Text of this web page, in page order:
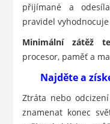
přijímané a
pravidel
Minimální zátěž
procesor, paměť a
Najděte a
Ztráta nebo
znamenat konec